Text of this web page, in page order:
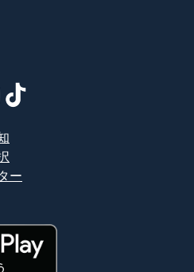
ます）
開きます）
ウで開きます）
ィンドウで開きます）
（別ウィンドウで開きます）
ー